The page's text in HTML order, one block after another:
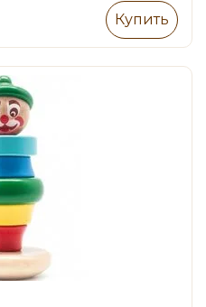
Купить